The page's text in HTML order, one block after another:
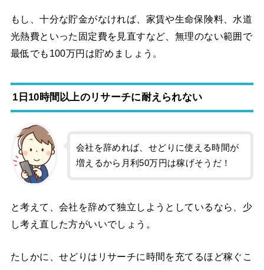
もし、十分な貯金がなければ、家賃や生命保険料、水道
光熱費といった固定費を見直すなど、無理のない範囲で
最低でも100万円は貯めましょう。
1日10時間以上のリサーチに耐えられない
会社を辞めれば、せどりに使える時間が
増えるから月利50万円は稼げそうだ！
と考えて、会社を辞めて独立しようとしているなら、少
し考え直した方がいいでしょう。
たしかに、せどりはリサーチに時間を充てるほど稼ぐこ